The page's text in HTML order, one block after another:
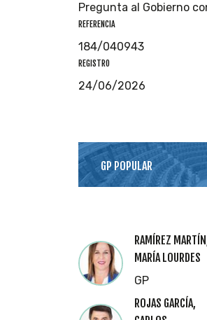
Pregunta al Gobierno
REFERENCIA
184/040943
REGISTRO
24/06/2026
GP POPULAR
RAMÍREZ
MARÍA LOURDES
GP
ROJAS GARCÍA,